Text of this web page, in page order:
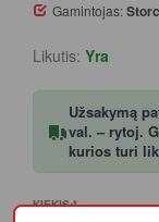
Gamintojas:
Likutis: Yra
Užsakymą
val. – rytoj.
kurios turi
KIEKIS: